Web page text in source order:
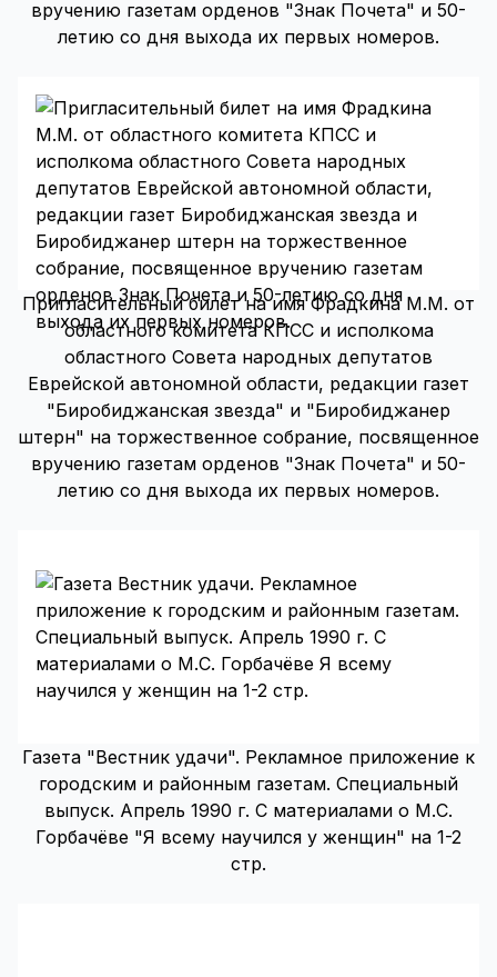
вручению газетам орденов "Знак Почета" и 50-
летию со дня выхода их первых номеров.
Пригласительный билет на имя Фрадкина М.М. от
областного комитета КПСС и исполкома
областного Совета народных депутатов
Еврейской автономной области, редакции газет
"Биробиджанская звезда" и "Биробиджанер
штерн" на торжественное собрание, посвященное
вручению газетам орденов "Знак Почета" и 50-
летию со дня выхода их первых номеров.
Газета "Вестник удачи". Рекламное приложение к
городским и районным газетам. Специальный
выпуск. Апрель 1990 г. С материалами о М.С.
Горбачёве "Я всему научился у женщин" на 1-2
стр.